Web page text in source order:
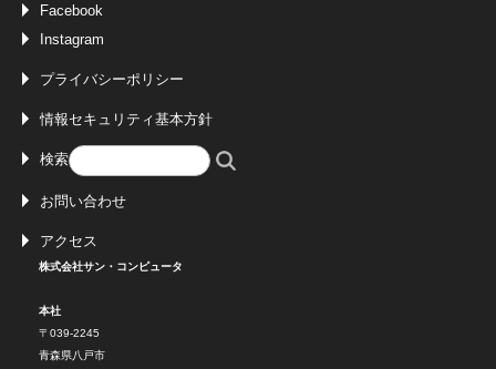
Facebook
Instagram
プライバシーポリシー
情報セキュリティ基本方針
検索
お問い合わせ
アクセス
株式会社サン・コンピュータ
本社
〒039-2245
青森県八戸市